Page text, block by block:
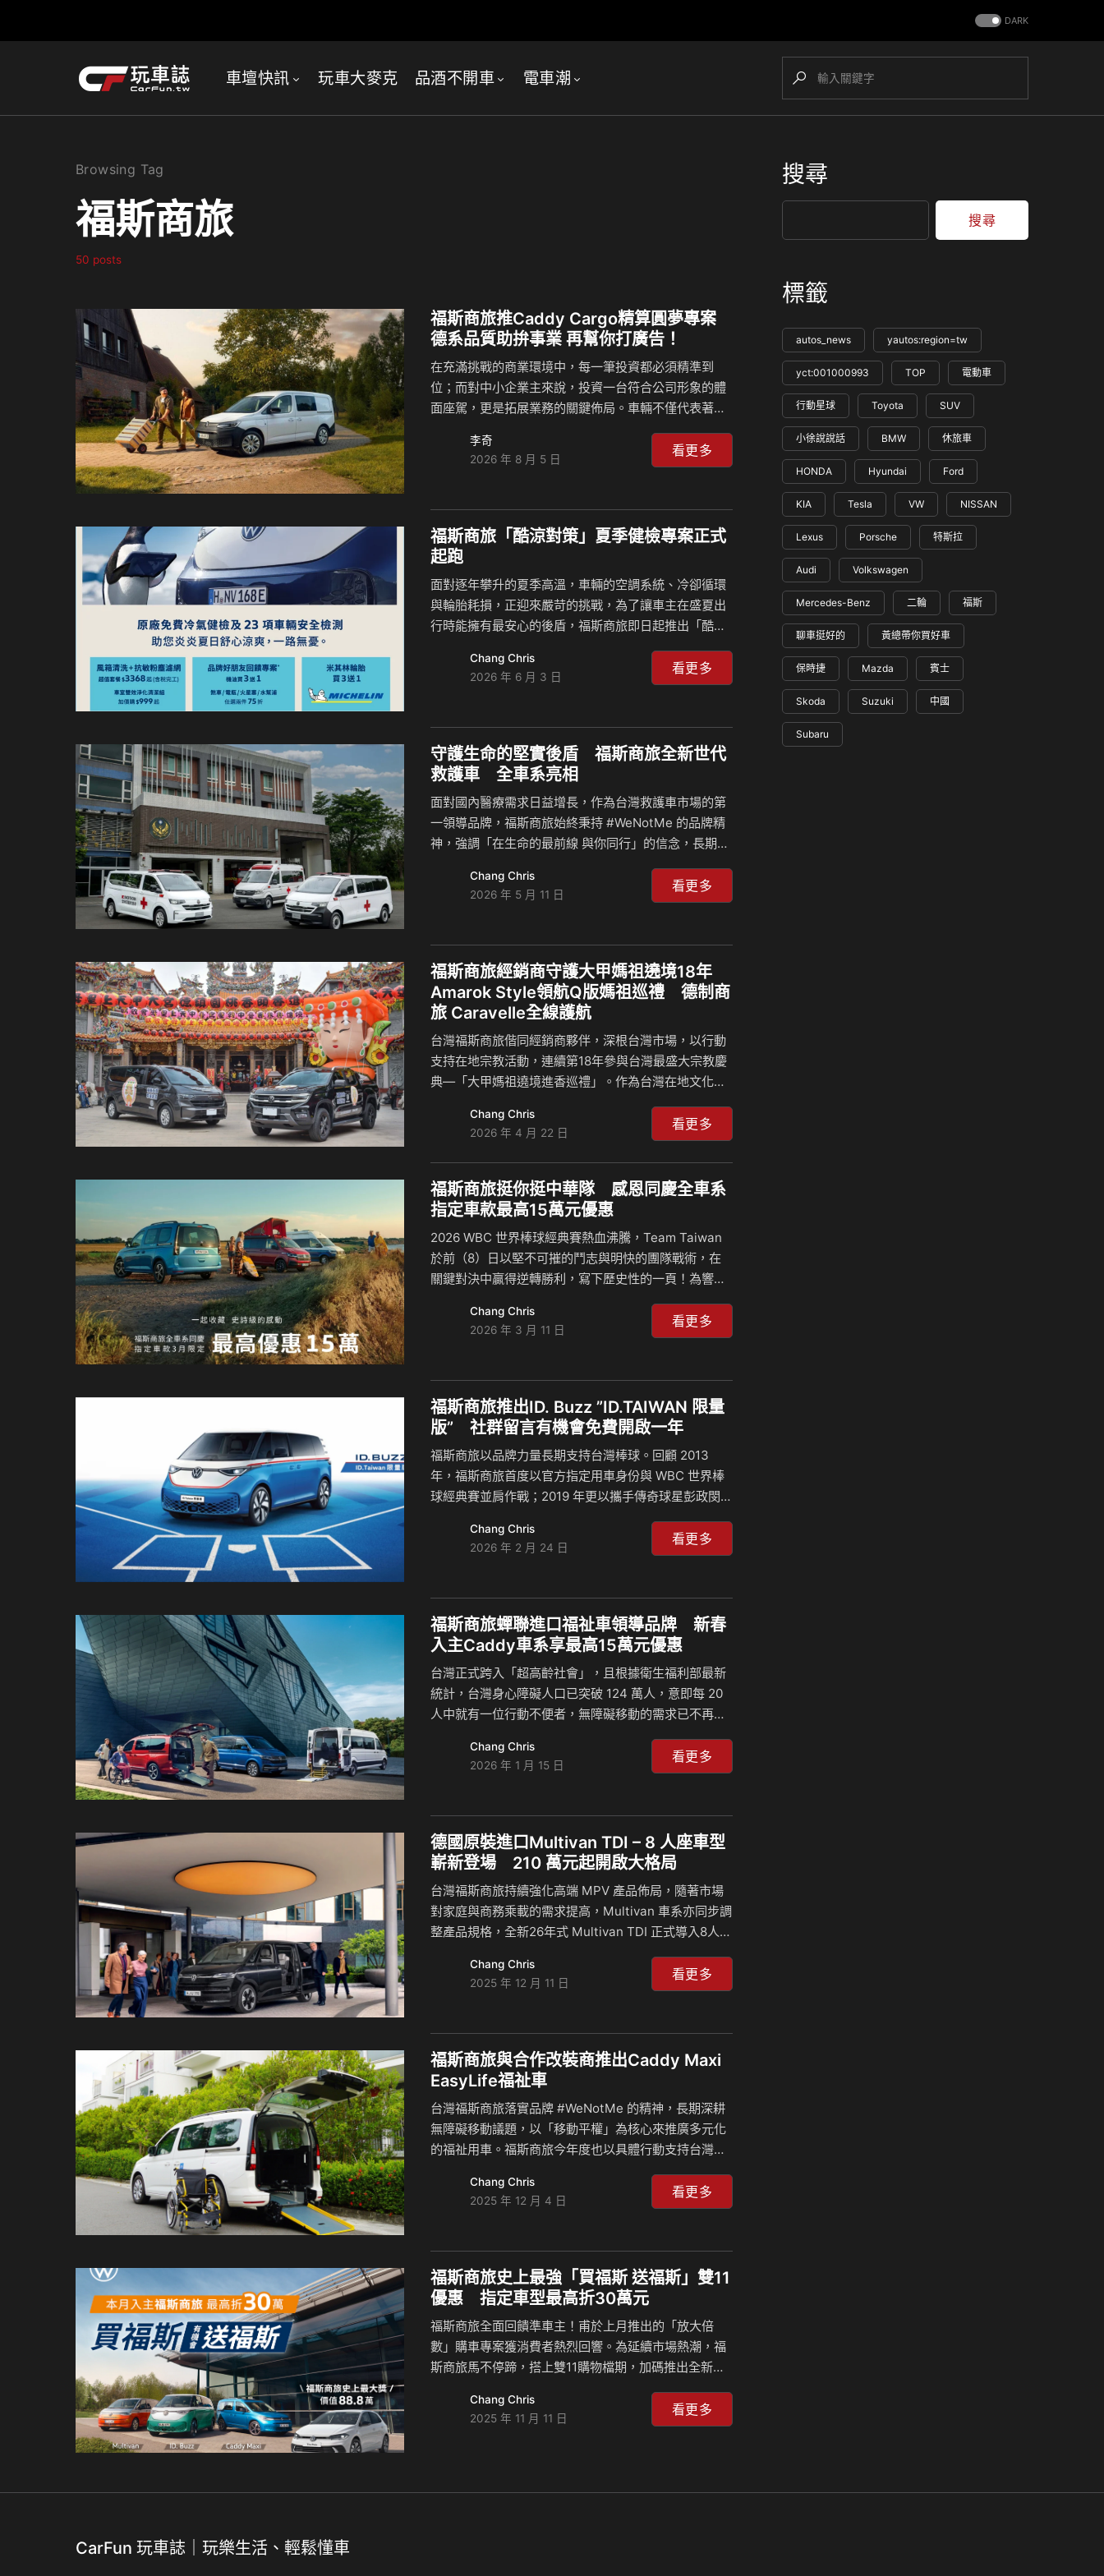
DARK
車壇快訊 玩車大麥克 品酒不開車 電車潮
Browsing Tag
福斯商旅
50 posts
福斯商旅推Caddy Cargo精算圓夢專案
德系品質助拚事業 再幫你打廣告！
在充滿挑戰的商業環境中，每一筆投資都必須精準到
位；而對中小企業主來說，投資一台符合公司形象的體
面座駕，更是拓展業務的關鍵佈局。車輛不僅代表著企
象，進而為生意創造更多契機；台灣福斯商旅力挺頭
家，即日起針對 Caddy Cargo 推出「德系質感 精算圓
主 Caddy Cargo，一起創造更好的生意藍圖。 前三年
每日168元入主Caddy Cargo 福斯商旅再幫你打廣告
Caddy Cargo「德系質感 精算圓夢」專案，以精準的財
元的超低首付，搭配…
李奇
2026 年 8 月 5 日
看更多
福斯商旅「酷涼對策」夏季健檢專案正式
起跑
面對逐年攀升的夏季高溫，車輛的空調系統、冷卻循環
與輪胎耗損，正迎來嚴苛的挑戰，為了讓車主在盛夏出
行時能擁有最安心的後盾，福斯商旅即日起推出「酷涼
驗，確保車況維持最佳狀態。福斯商旅更跨界攜手人氣
鮮果茶手搖品牌「大苑子™」，活動期間回廠不僅能體
天，將繁瑣的車況檢查交給福斯商旅，您只需專注享受
精彩的路上風景，迎接沁涼好心情。 回廠即享最高規格
免費健檢 福斯商旅 「酷涼對策」 夏季健檢活動期間，
檢及23項車輛安全檢測，讓您的愛車煥然一新。在車輛
健檢中如發現需要保…
Chang Chris
2026 年 6 月 3 日
看更多
守護生命的堅實後盾 福斯商旅全新世代
救護車 全車系亮相
面對國內醫療需求日益增長，作為台灣救護車市場的第
一領導品牌，福斯商旅始終秉持 #WeNotMe 的品牌精
神，強調「在生命的最前線 與你同行」的信念，長期以
消防人員提供最安全、最可靠的救護車移動堡壘。 台灣
福斯商旅特別在今日(5/8)「世界紅十字日」這個別具意
Kombi、New Caravelle 4MOTION 及首度在台亮相的
New Crafter高頂救護車。福斯商旅特別選定於新北市
政府消防局樹林分隊進行實景拍攝，憑藉最齊全的車系
編成，輔以卓越的客製化升級與多用途打造實力，福斯
Chang Chris
2026 年 5 月 11 日
看更多
福斯商旅經銷商守護大甲媽祖遶境18年
Amarok Style領航Q版媽祖巡禮 德制商
旅 Caravelle全線護航
台灣福斯商旅偕同經銷商夥伴，深根台灣市場，以行動
支持在地宗教活動，連續第18年參與台灣最盛大宗教慶
典—「大甲媽祖遶境進香巡禮」。作為台灣在地文化不
中，以All New Caravelle 組成的德制後勤車隊，用實
際行動守護每一位踏上信仰之路的民眾。 福斯商旅經銷
商同時出動全新 Amarok Style 領軍，擔綱「Q版大甲
媽祖」巡禮專屬座駕，以硬漢皮卡的霸氣之姿引領祈福
隊伍前行。在後勤支援方面，福斯商旅經銷商派出
隊」，可裝載各項物資、運送工作人員及接駁海外香
客； 同級唯一原廠大型商…
Chang Chris
2026 年 4 月 22 日
看更多
福斯商旅挺你挺中華隊 感恩同慶全車系
指定車款最高15萬元優惠
2026 WBC 世界棒球經典賽熱血沸騰，Team Taiwan
於前（8）日以堅不可摧的鬥志與明快的團隊戰術，在
關鍵對決中贏得逆轉勝利，寫下歷史性的一頁！為響應
所有在人生賽道上努力的英雄們一同喝采。 為了致敬這
份屬於台灣的驕傲，福斯商旅宣布與全台車主同慶，即
饋專案，全車系皆享優惠，指定車款再享最高 15 萬元
購車禮遇。福斯商旅邀您入主德系頂級工藝，無論是成
為守護家庭的堅實後盾，還是事業衝刺的絕佳拍檔，在
元生活型態 福斯商旅不僅是移動工具，更是台灣消…
Chang Chris
2026 年 3 月 11 日
看更多
福斯商旅推出ID. Buzz ”ID.TAIWAN 限量
版” 社群留言有機會免費開啟一年
福斯商旅以品牌力量長期支持台灣棒球。回顧 2013
年，福斯商旅首度以官方指定用車身份與 WBC 世界棒
球經典賽並肩作戰；2019 年更以攜手傳奇球星彭政閔，
球英雄的榮耀引退。延續這份熱血，福斯商旅T6.1
Caravelle擔綱台鋼雄鷹球員與啦啦隊的專屬座駕，守
是支持台灣棒球的穩定力量。 始終擁有熱血棒球魂的福
斯商旅，這次更要與全民一同站上第一線，為國球應
援！為了凝聚全台球迷的熱情，並呼應7 人電旅未來式
別…
Chang Chris
2026 年 2 月 24 日
看更多
福斯商旅蟬聯進口福祉車領導品牌 新春
入主Caddy車系享最高15萬元優惠
台灣正式跨入「超高齡社會」，且根據衛生福利部最新
統計，台灣身心障礙人口已突破 124 萬人，意即每 20
人中就有一位行動不便者，無障礙移動的需求已不再是
斯商旅 2025 年寫下進口福祉車市佔第一的佳績，作為
市場唯一全車系皆具備福祉車改裝實力的德國品牌，我
商旅秉持品牌#WeNotMe的精神，用實際行動支持無障
礙移動，從陪伴身障朋友登上玉山之巔，俯瞰台灣最美
的風景，到支持無障礙海洋日，攜手身障家庭踏上沙
坐進口福祉車品牌第一 Caddy Maxi 福祉車…
Chang Chris
2026 年 1 月 15 日
看更多
德國原裝進口Multivan TDI – 8 人座車型
嶄新登場 210 萬元起開啟大格局
台灣福斯商旅持續強化高端 MPV 產品佈局，隨著市場
對家庭與商務乘載的需求提高，Multivan 車系亦同步調
整產品規格，全新26年式 Multivan TDI 正式導入8人座
7 人座設定；Multivan Life及Style車型維持7人座配
置，並更新對座模式選配規格，此外Multivan全車系的
座MPV。 Multivan 車系承襲福斯商旅新世代設計語
彙，以俐落線條與現代化比例打造高度辨識度的外型，
自上市以來屢獲國際肯定，並於 2021 年榮獲紅點設計
Chang Chris
2025 年 12 月 11 日
看更多
福斯商旅與合作改裝商推出Caddy Maxi
EasyLife福祉車
台灣福斯商旅落實品牌 #WeNotMe 的精神，長期深耕
無障礙移動議題，以「移動平權」為核心來推廣多元化
的福祉用車。福斯商旅今年度也以具體行動支持台灣無
高山，或是無垠海洋，福斯商旅致力成為所有身心障礙
者探索世界的夥伴，因為自由，從來都不該是一項特
車系的品牌，特別於12月3日國際身心障礙者日推出入
門版的 Caddy Maxi EasyLife福祉車，分別由四家原廠
認證特優改裝商提供不同特色的輔具套件，含改裝套件
手價格，提供給有載運輪椅乘客的消費者…
Chang Chris
2025 年 12 月 4 日
看更多
福斯商旅史上最強「買福斯 送福斯」雙11
優惠 指定車型最高折30萬元
福斯商旅全面回饋準車主！甫於上月推出的「放大倍
數」購車專案獲消費者熱烈回響。為延續市場熱潮，福
斯商旅馬不停蹄，搭上雙11購物檔期，加碼推出全新
底，入主福斯商旅全車系，包含Amarok、Caddy
Maxi、Caddy Cargo、ID. Buzz、 Multivan、New
中價值高達台幣88.8萬元的全新福斯汽車25年式Polo
Chang Chris
2025 年 11 月 11 日
看更多
搜尋
搜尋
標籤
autos_news yautos:region=tw
yct:001000993 TOP 電動車
行動星球 Toyota SUV
小徐說說話 BMW 休旅車
HONDA Hyundai Ford
KIA Tesla VW NISSAN
Lexus Porsche 特斯拉
Audi Volkswagen
Mercedes-Benz 二輪 福斯
聊車挺好的 黃總帶你買好車
保時捷 Mazda 賓士
Skoda Suzuki 中國
Subaru
CarFun 玩車誌｜玩樂生活、輕鬆懂車